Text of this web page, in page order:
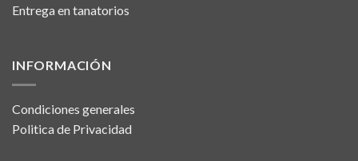
Entrega en tanatorios
INFORMACIÓN
Condiciones generales
Politica de Privacidad